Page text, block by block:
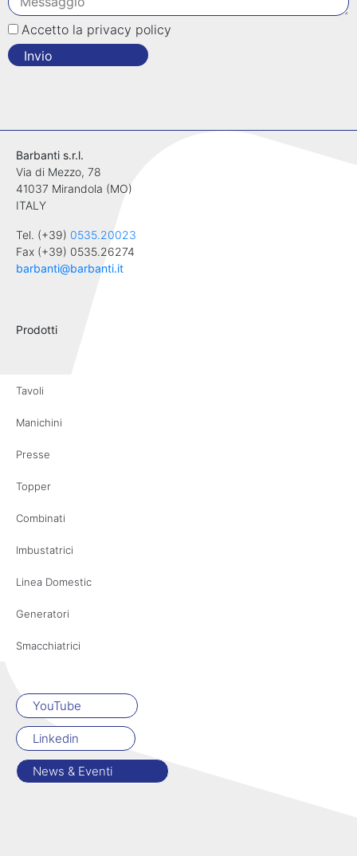
Accetto la privacy policy
Invio
Barbanti s.r.l.
Via di Mezzo, 78
41037 Mirandola (MO)
ITALY
Tel. (+39) 0535.20023
Fax (+39) 0535.26274
barbanti@barbanti.it
Prodotti
Tavoli
Manichini
Presse
Topper
Combinati
Imbustatrici
Linea Domestic
Generatori
Smacchiatrici
YouTube
Linkedin
News & Eventi